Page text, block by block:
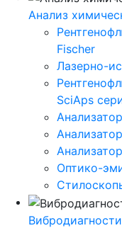
Анализ
Fischer
Лазерно-
SciAps
Оптико-